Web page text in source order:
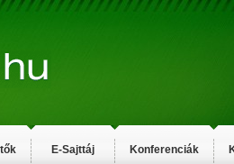
E-Sajttáj Konferenciák